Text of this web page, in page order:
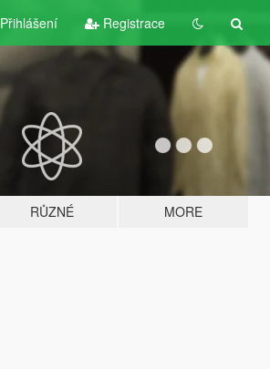
Přihlášení Registrace
RŮZNÉ MORE